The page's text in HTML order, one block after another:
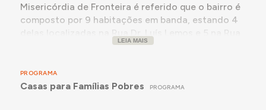
Misericórdia de Fronteira é referido que o bairro é
composto por 9 habitações em banda, estando 4
mármore com a inscrição "Propriedade da Santa
Casa da Misericórdia de Fronteira".
LEIA MAIS
PROGRAMA
Casas para Famílias Pobres PROGRAMA